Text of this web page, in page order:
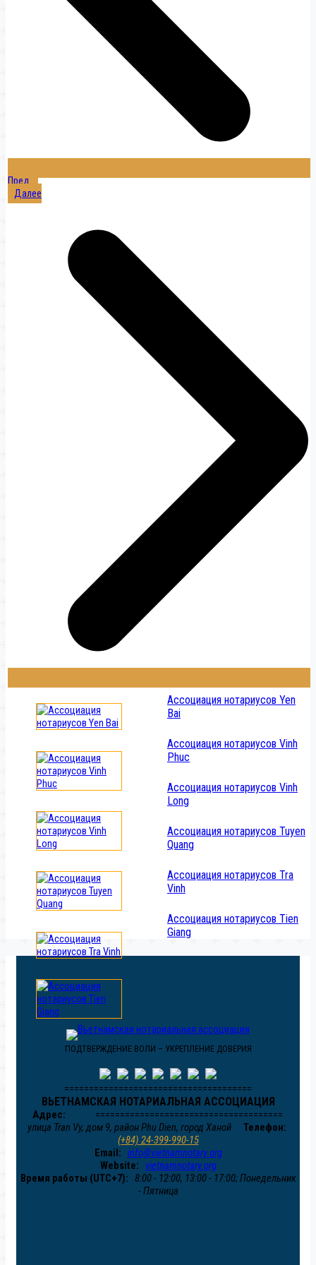
Пред.
Далее
Ассоциация нотариусов Yen
Bai
Ассоциация нотариусов Vinh
Phuc
Ассоциация нотариусов Vinh
Long
Ассоциация нотариусов Tuyen
Quang
Ассоциация нотариусов Tra
Vinh
Ассоциация нотариусов Tien
Giang
ПОДТВЕРЖДЕНИЕ ВОЛИ – УКРЕПЛЕНИЕ ДОВЕРИЯ
======================================
ВЬЕТНАМСКАЯ НОТАРИАЛЬНАЯ АССОЦИАЦИЯ
======================================
Адрес:
улица Tran Vy, дом 9, район Phu Dien, город Ханой
Телефон:
(+84) 24-399-990-15
Email: info@vietnamnotary.org
Website:
vietnamnotary.org
Время работы (UTC+7): 8:00 - 12:00, 13:00 - 17:00; Понедельник
- Пятница